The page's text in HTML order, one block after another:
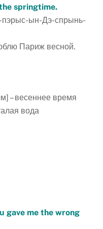
springtime.
пэрыс-ын-Дэ-спрынь-
Париж весной.
– весеннее время
вода
gave me the wrong